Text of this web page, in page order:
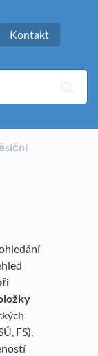
Kontakt
FS),